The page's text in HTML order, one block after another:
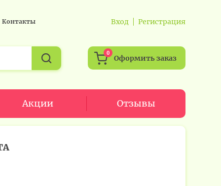
Контакты Вход Регистрация
0
Оформить заказ
Акции Отзывы